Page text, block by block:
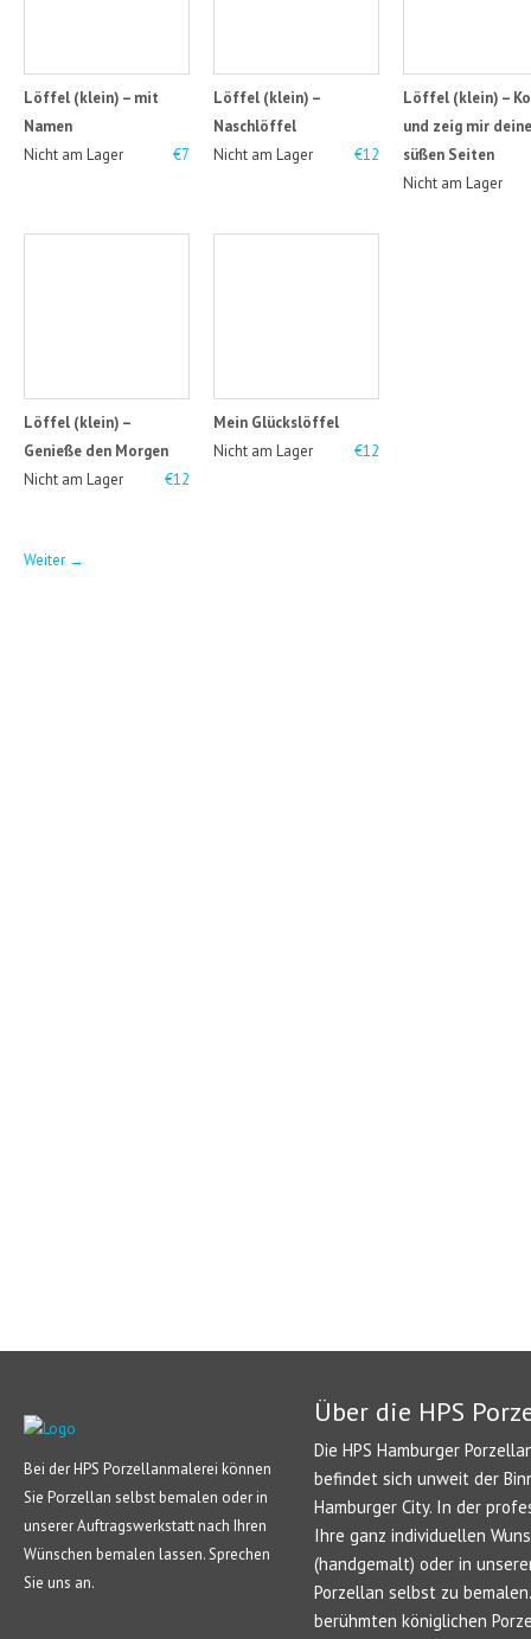
Löffel (klein) – mit
Namen
€7
Nicht am Lager
Löffel (klein) –
Naschlöffel
€12
Nicht am Lager
Löffel (klein) –
und zeig mir deine
süßen Seiten
Nicht am Lager
Löffel (klein) –
Genieße den Morgen
€12
Nicht am Lager
Mein Glückslöffel
€12
Nicht am Lager
Weiter →
Bei der HPS Porzellanmalerei können
Sie Porzellan selbst bemalen oder in
unserer Auftragswerkstatt nach Ihren
Wünschen bemalen lassen. Sprechen
Sie uns an.
Über die HPS
Die HPS Hamburger
befindet sich unweit der
Hamburger City. In der
Ihre ganz individuellen
(handgemalt) oder in
Porzellan selbst zu
berühmten königlichen